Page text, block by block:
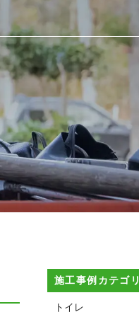
当社について
法人向けサービス
個人向けサービス
工事の流れ
ブログ
施工事例カテゴリ
トイレ